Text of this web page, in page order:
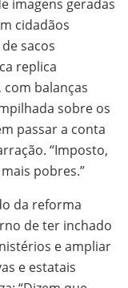
imagens geradas
cidadãos
sacos
replica
balanças
sobre os
passar a conta
“Imposto,
pobres.”
da reforma
de ter inchado
e ampliar
e estatais